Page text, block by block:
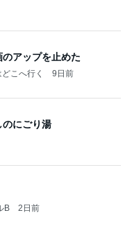
アップを止めた
こへ行く 9日前
のにごり湯
B 2日前